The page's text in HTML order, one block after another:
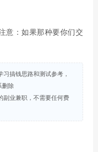
意：如果那种要你们交
搞钱思路和测试参考，
删除
副业兼职，不需要任何费